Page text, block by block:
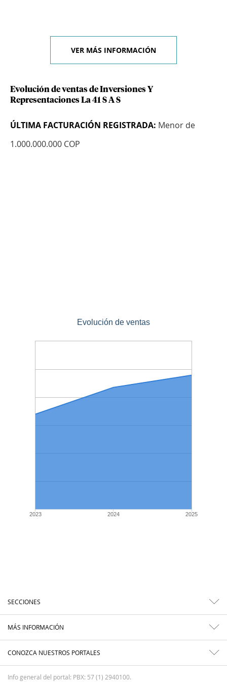
VER MÁS INFORMACIÓN
Evolución de ventas de Inversiones Y
Representaciones La 41 S A S
ÚLTIMA FACTURACIÓN REGISTRADA: Menor de
1.000.000.000 COP
Evolución de ventas
2023 2024 2025
SECCIONES
MÁS INFORMACIÓN
CONOZCA NUESTROS PORTALES
Info general del portal: PBX: 57 (1) 2940100.